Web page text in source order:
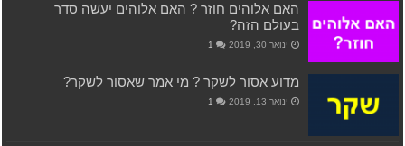
האם אלוהים חוזר ? האם אלוהים יעשה סדר
בעולם הזה?
ינואר 30, 2019 1
מדוע אסור לשקר ? מי אמר שאסור לשקר?
ינואר 13, 2019 1